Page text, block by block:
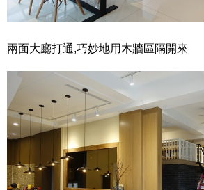
兩面大廳打通,巧妙地用木牆區隔開來